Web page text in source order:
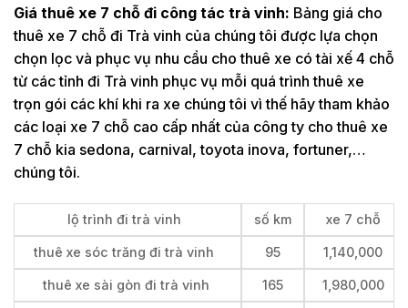
Giá thuê xe 7 chỗ đi công tác trà vinh: Bảng giá cho
thuê xe 7 chỗ đi Trà vinh của chúng tôi được lựa chọn
chọn lọc và phục vụ nhu cầu cho thuê xe có tài xế 4 chỗ
từ các tỉnh đi Trà vinh phục vụ mỗi quá trình thuê xe
trọn gói các khí khi ra xe chúng tôi vì thế hãy tham khảo
các loại xe 7 chỗ cao cấp nhất của công ty cho thuê xe
7 chỗ kia sedona, carnival, toyota inova, fortuner,…
chúng tôi.
lộ trình đi trà vinh số km xe 7 chỗ
thuê xe sóc trăng đi trà vinh 95 1,140,000
thuê xe sài gòn đi trà vinh 165 1,980,000